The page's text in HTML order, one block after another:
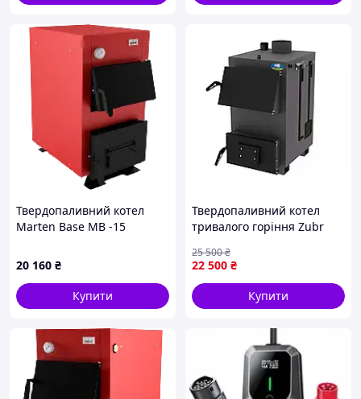
Твердопаливний котел
Marten Base MB -15
20 160 ₴
Купити
Твердопаливний котел
тривалого горіння Zubr
дров'яний котел опалення
на твердому паливі для
дому
22 500 ₴
25 500₴
Купити